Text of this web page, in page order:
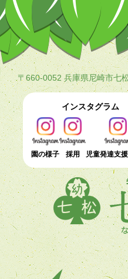
〒660-0052 兵庫県尼崎市七
インスタグラム
園の様子 採用 児童発達支